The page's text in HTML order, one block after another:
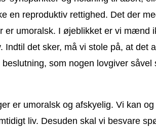
en reproduktiv rettighed. Det der
umoralsk. I øjeblikket er vi mænd
det sker, må vi stole på, at det
som nogen lovgiver
er umoralsk og afskyelig. Vi kan
liv. Desuden skal vi besvare